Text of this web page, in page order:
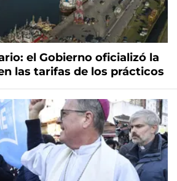
el Gobierno oficializó la
las tarifas de los prácticos